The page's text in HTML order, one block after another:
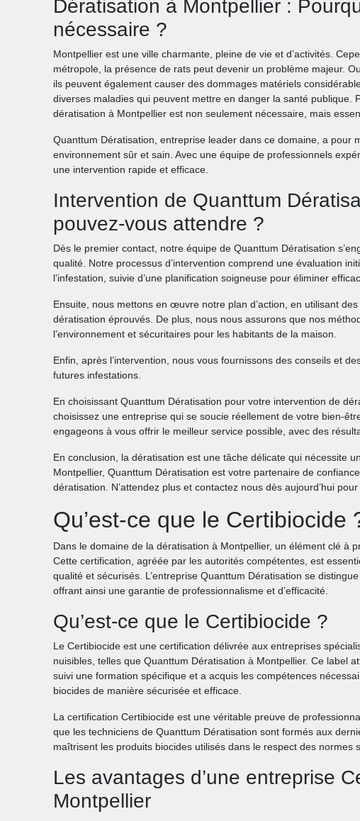
Dératisation à Montpellier :
nécessaire ?
Montpellier est une ville charmante, pleine de vie et d’activités.
métropole, la présence de rats peut devenir un problème majeur.
ils peuvent également causer des dommages matériels
diverses maladies qui peuvent mettre en danger la santé publique.
dératisation à Montpellier est non seulement nécessaire, mais
Quanttum Dératisation, entreprise leader dans ce domaine, a pour
environnement sûr et sain. Avec une équipe de professionnels
une intervention rapide et efficace.
Intervention de Quanttum
pouvez-vous attendre ?
Dès le premier contact, notre équipe de Quanttum Dératisation
qualité. Notre processus d’intervention comprend une évaluation
l’infestation, suivie d’une planification soigneuse pour éliminer
Ensuite, nous mettons en œuvre notre plan d’action, en utilisant
dératisation éprouvés. De plus, nous nous assurons que nos
l’environnement et sécuritaires pour les habitants de la maison.
Enfin, après l’intervention, nous vous fournissons des conseils et
futures infestations.
En choisissant Quanttum Dératisation pour votre intervention de
choisissez une entreprise qui se soucie réellement de votre bien-
engageons à vous offrir le meilleur service possible, avec des
En conclusion, la dératisation est une tâche délicate qui nécessite
Montpellier, Quanttum Dératisation est votre partenaire de
dératisation. N’attendez plus et contactez nous dès aujourd’hui
Qu’est-ce que le Certibiocide
Dans le domaine de la dératisation à Montpellier, un élément clé à
Cette certification, agréée par les autorités compétentes, est
qualité et sécurisés. L’entreprise Quanttum Dératisation se
offrant ainsi une garantie de professionnalisme et d’efficacité.
Qu’est-ce que le Certibiocide ?
Le Certibiocide est une certification délivrée aux entreprises
nuisibles, telles que Quanttum Dératisation à Montpellier. Ce label
suivi une formation spécifique et a acquis les compétences
biocides de manière sécurisée et efficace.
La certification Certibiocide est une véritable preuve de
que les techniciens de Quanttum Dératisation sont formés aux
maîtrisent les produits biocides utilisés dans le respect des normes
Les avantages d’une entreprise
Montpellier